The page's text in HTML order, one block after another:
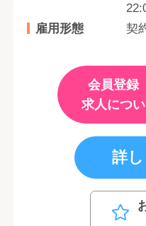
雇用形態
契
会員登録
求人につ
詳